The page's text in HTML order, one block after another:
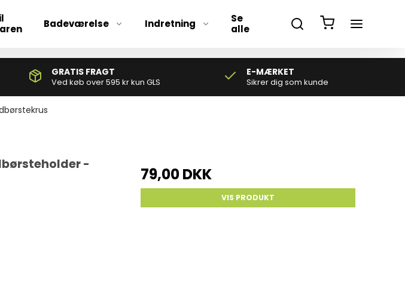
Børnebestik
Badeværelse Indretning
Se
alle
GRATIS FRAGT
Ved køb over 595 kr kun GLS
E-MÆRKET
Sikrer dig som kunde
-
79,00 DKK
VIS PRODUKT